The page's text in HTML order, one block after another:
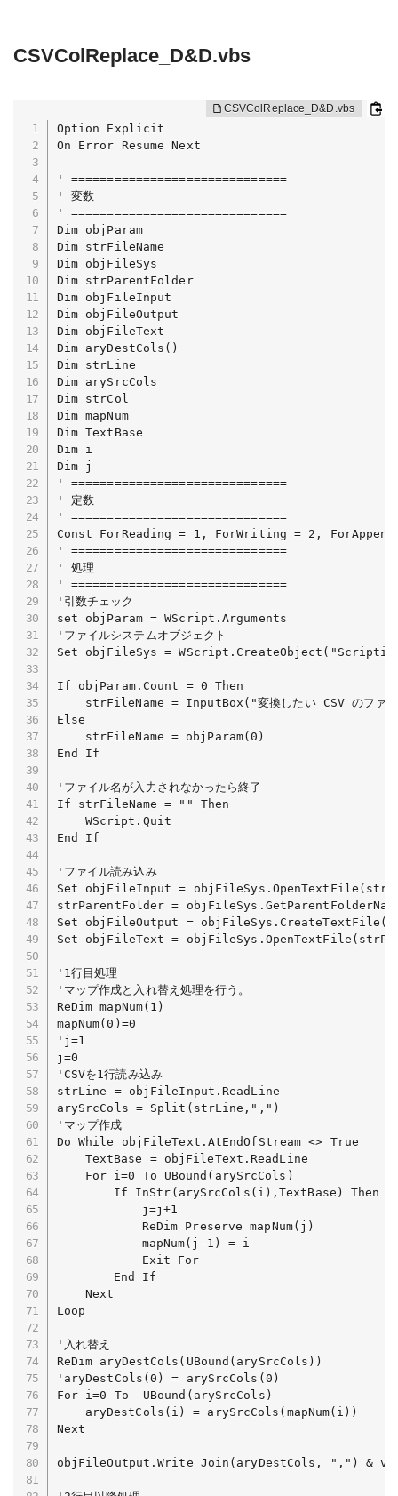
CSVColReplace_D&D.vbs
Option Explicit
On Error Resume Next
' ==============================
' 変数
' ==============================
Dim objParam
Dim strFileName
Dim objFileSys
Dim strParentFolder
Dim objFileInput
Dim objFileOutput
Dim objFileText
Dim aryDestCols()
Dim strLine
Dim arySrcCols
Dim strCol
Dim mapNum
Dim TextBase
Dim i
Dim j
' ==============================
' 定数
' ==============================
Const ForReading = 1, ForWriting = 2,
' ==============================
' 処理
' ==============================
'引数チェック
set objParam = WScript.Arguments
'ファイルシステムオブジェクト
Set objFileSys =
If objParam.Count = 0 Then
Else
End If
'ファイル名が入力されなかったら終了
If strFileName = "" Then
End If
'ファイル読み込み
Set objFileInput =
strParentFolder =
Set objFileOutput =
Set objFileText =
'1行目処理
'マップ作成と入れ替え処理を行う。
ReDim mapNum(1)
mapNum(0)=0
'j=1
j=0
'CSVを1行読み込み
strLine = objFileInput.ReadLine
arySrcCols = Split(strLine,",")
'マップ作成
Do While objFileText.AtEndOfStream <> True
Loop
'入れ替え
ReDim aryDestCols(UBound(arySrcCols))
'aryDestCols(0) = arySrcCols(0)
For i=0 To  UBound(arySrcCols)
Next
objFileOutput.Write Join(aryDestCols, ",") &